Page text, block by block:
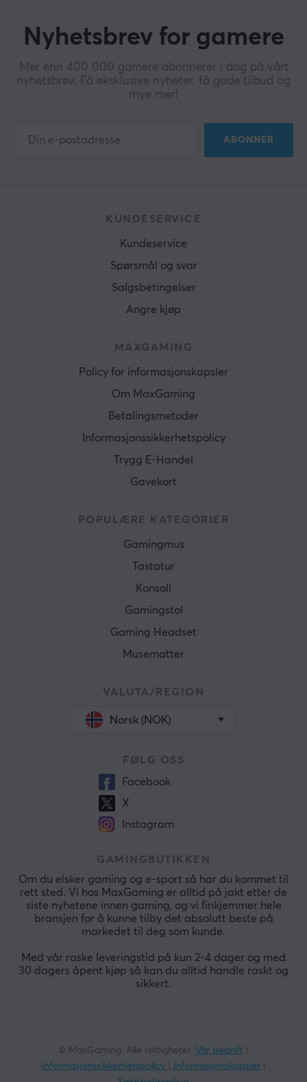
Nyhetsbrev for gamere
Mer enn 400 000 gamere abonnerer i dag på vårt
nyhetsbrev. Få eksklusive nyheter, få gode tilbud og
mye mer!
ABONNER
KUNDESERVICE
Kundeservice
Spørsmål og svar
Salgsbetingelser
Angre kjøp
MAXGAMING
Policy for informasjonskapsler
Om MaxGaming
Betalingsmetoder
Informasjonssikkerhetspolicy
Trygg E-Handel
Gavekort
POPULÆRE KATEGORIER
Gamingmus
Tastatur
Konsoll
Gamingstol
Gaming Headset
Musematter
VALUTA/REGION
Norsk (NOK)
FØLG OSS
Facebook
X
Instagram
GAMINGBUTIKKEN
Om du elsker gaming og e-sport så har du kommet til
rett sted. Vi hos MaxGaming er alltid på jakt etter de
siste nyhetene innen gaming, og vi finkjemmer hele
bransjen for å kunne tilby det absolutt beste på
markedet til deg som kunde.
Med vår raske leveringstid på kun 2-4 dager og med
30 dagers åpent kjøp så kan du alltid handle raskt og
sikkert.
© MaxGaming. Alle rettigheter. Vår bedrift
Informasjonssikkerhetspolicy
Informasjonskapsler